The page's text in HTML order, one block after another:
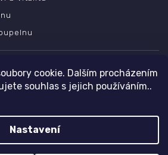
cookie. Dalším procházením
souhlas s jejich používáním..
Nastavení
s.r.o.. Všechna práva vyhrazena.